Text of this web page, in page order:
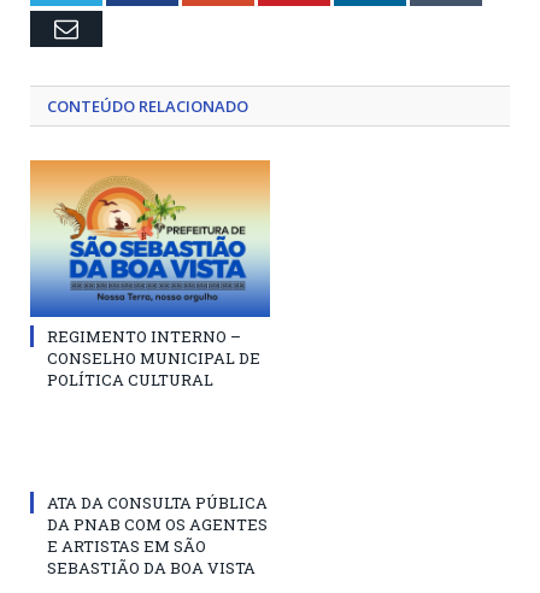
Email
CONTEÚDO RELACIONADO
REGIMENTO INTERNO –
CONSELHO MUNICIPAL DE
POLÍTICA CULTURAL
ATA DA CONSULTA PÚBLICA
DA PNAB COM OS AGENTES
E ARTISTAS EM SÃO
SEBASTIÃO DA BOA VISTA